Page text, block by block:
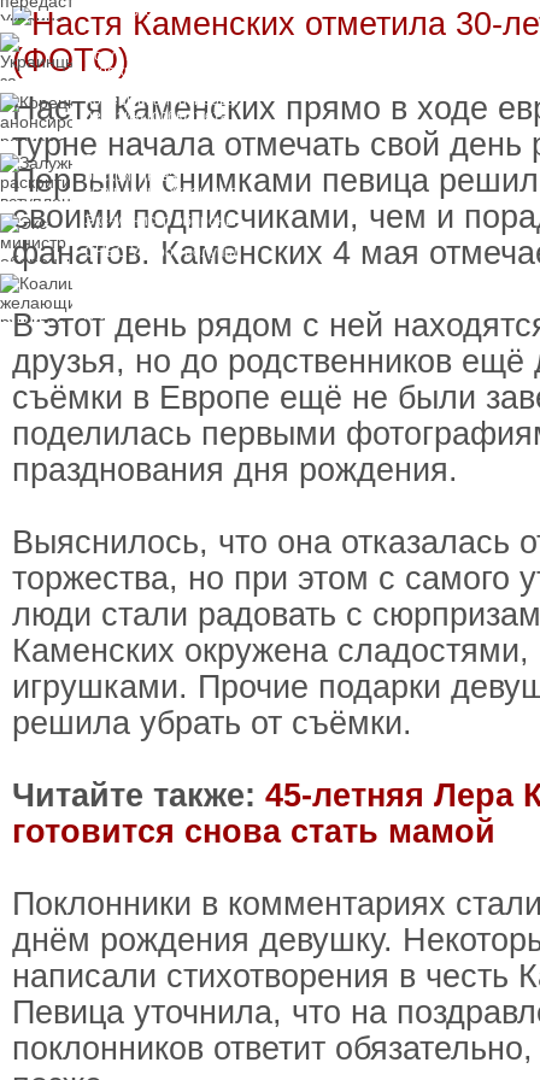
замороженных активов
России
Украинцы за рубежом
могут потерять доступ
к госжилью и выплатам
Корецкий анонсировал
ревизию госбюджета
Залужный
раскритиковал
вступление Украины в
НАТО и предлагает
другие варианты
Экс-министр обороны
и бывший секретарь
СНБО Умеров получил
новую "вкусную"
сторонников Украины
Настя Каменских прямо в ходе
турне начала отмечать свой день
Первыми снимками певица
своими подписчиками, чем и
фанатов. Каменских 4 мая
В этот день рядом с ней
друзья, но до родственников ещё
съёмки в Европе ещё не были
поделилась первыми
празднования дня рождения.
Выяснилось, что она отказалась
торжества, но при этом с самого
люди стали радовать с
Каменских окружена
игрушками. Прочие подарки
решила убрать от съёмки.
Читайте также: 45-летняя Лера
готовится снова стать мамой
Поклонники в комментариях
днём рождения девушку.
написали стихотворения в честь
Певица уточнила, что на
поклонников ответит